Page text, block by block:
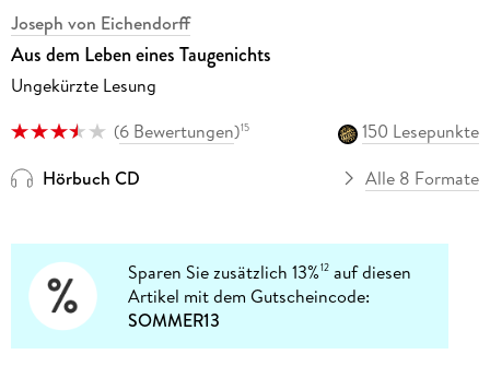
Joseph von Eichendorff
Aus dem Leben eines Taugenichts
Ungekürzte Lesung
(6 Bewertungen)15
150 Lesepunkte
Hörbuch CD
Alle 8 Formate
Sparen Sie zusätzlich 13%12 auf diesen
Artikel mit dem Gutscheincode:
SOMMER13